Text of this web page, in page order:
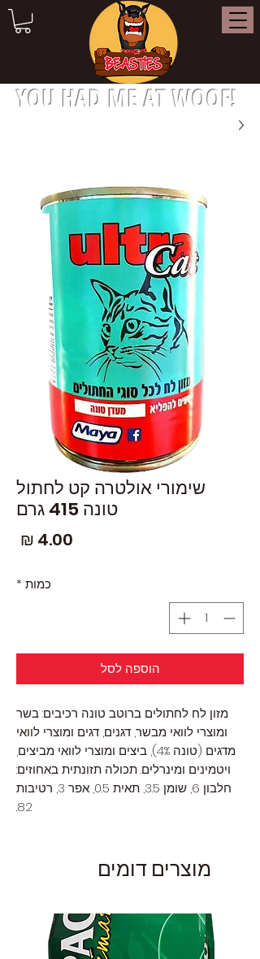
YOU HAD ME AT WOOF!
שימורי אולטרה קט לחתול
טונה 415 גרם
כמות *
הוספה לסל
מזון לח לחתולים ברוטב טונה רכיבים: בשר
ומוצרי לוואי מבשר, דגנים, דגים ומוצרי לוואי
מדגים (טונה 4%), ביצים ומוצרי לוואי מביצים,
ויטמינים ומינרלים. תכולה תזונתית באחוזים:
חלבון 6, שומן 3.5, תאית 0.5, אפר 3, רטיבות
82.
מוצרים דומים